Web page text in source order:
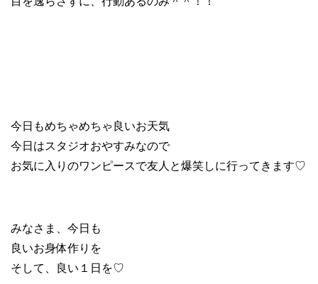
今日もめちゃめちゃ良いお天気
今日はスタジオおやすみなので
お気に入りのワンピースで友人と爆笑しに行ってきます♡
みなさま、今日も
良いお身体作りを
そして、良い１日を♡